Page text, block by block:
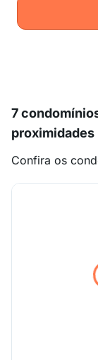
7
proximidades
Confira os